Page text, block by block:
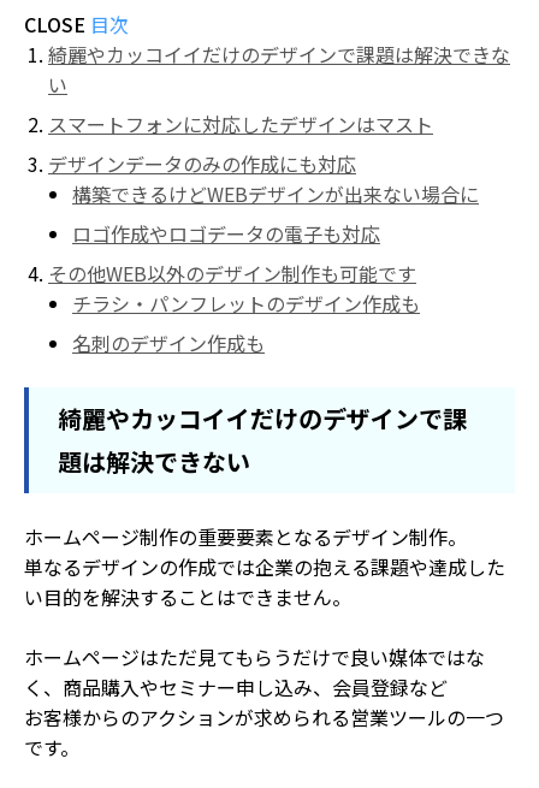
CLOSE 目次
綺麗やカッコイイだけのデザインで課題は解決できな
い
スマートフォンに対応したデザインはマスト
デザインデータのみの作成にも対応
構築できるけどWEBデザインが出来ない場合に
ロゴ作成やロゴデータの電子も対応
その他WEB以外のデザイン制作も可能です
チラシ・パンフレットのデザイン作成も
名刺のデザイン作成も
綺麗やカッコイイだけのデザインで課
題は解決できない
ホームページ制作の重要要素となるデザイン制作。
単なるデザインの作成では企業の抱える課題や達成した
い目的を解決することはできません。
ホームページはただ見てもらうだけで良い媒体ではな
く、商品購入やセミナー申し込み、会員登録など
お客様からのアクションが求められる営業ツールの一つ
です。